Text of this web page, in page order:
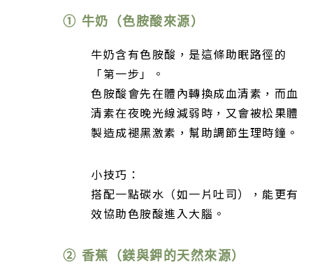
① 牛奶（色胺酸來源）
牛奶含有色胺酸，是這條助眠路徑的
「第一步」。
色胺酸會先在體內轉換成血清素，而血
清素在夜晚光線減弱時，又會被松果體
製造成褪黑激素，幫助調節生理時鐘。
小技巧：
搭配一點碳水（如一片吐司），能更有
效協助色胺酸進入大腦。
② 香蕉（鎂與鉀的天然來源）